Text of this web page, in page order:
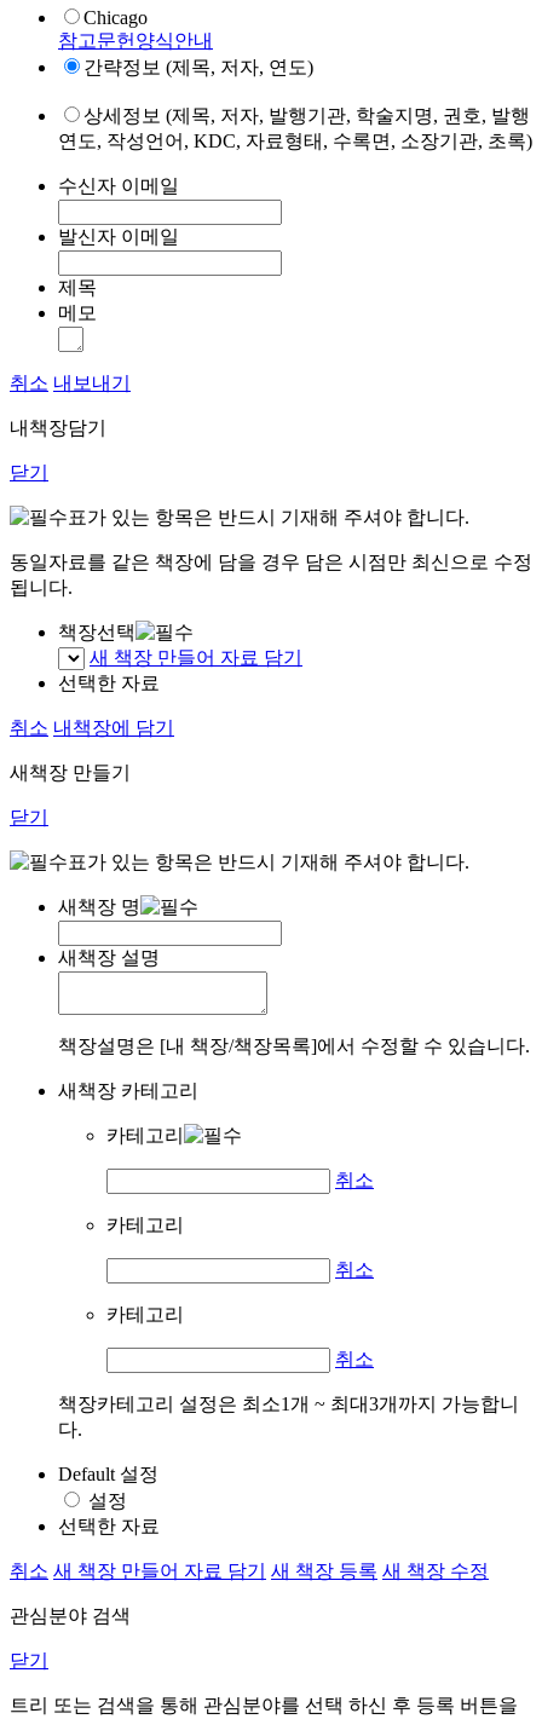
Chicago
참고문헌양식안내
간략정보 (제목, 저자, 연도)
상세정보 (제목, 저자, 발행기관, 학술지명, 권호, 발행
연도, 작성언어, KDC, 자료형태, 수록면, 소장기관, 초록)
수신자 이메일
발신자 이메일
제목
메모
취소 내보내기
내책장담기
닫기
표가 있는 항목은 반드시 기재해 주셔야 합니다.
동일자료를 같은 책장에 담을 경우 담은 시점만 최신으로 수정
됩니다.
책장선택
새 책장 만들어 자료 담기
선택한 자료
취소 내책장에 담기
새책장 만들기
닫기
표가 있는 항목은 반드시 기재해 주셔야 합니다.
새책장 명
새책장 설명
책장설명은 [내 책장/책장목록]에서 수정할 수 있습니다.
새책장 카테고리
카테고리
취소
카테고리
취소
카테고리
취소
책장카테고리 설정은 최소1개 ~ 최대3개까지 가능합니
다.
Default 설정
설정
선택한 자료
취소 새 책장 만들어 자료 담기 새 책장 등록 새 책장 수정
관심분야 검색
닫기
트리 또는 검색을 통해 관심분야를 선택 하신 후 등록 버튼을